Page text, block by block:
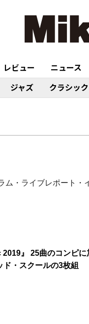
レビュー ニュース
ジャズ クラシック
・ライブレポート・
』 25曲のコンピに
ド・スクールの3枚組